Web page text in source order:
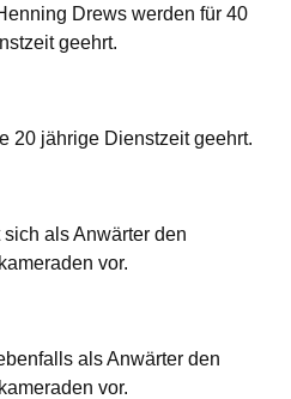
Drews werden für 40
geehrt.
20 jährige Dienstzeit geehrt.
als Anwärter den
vor.
als Anwärter den
vor.